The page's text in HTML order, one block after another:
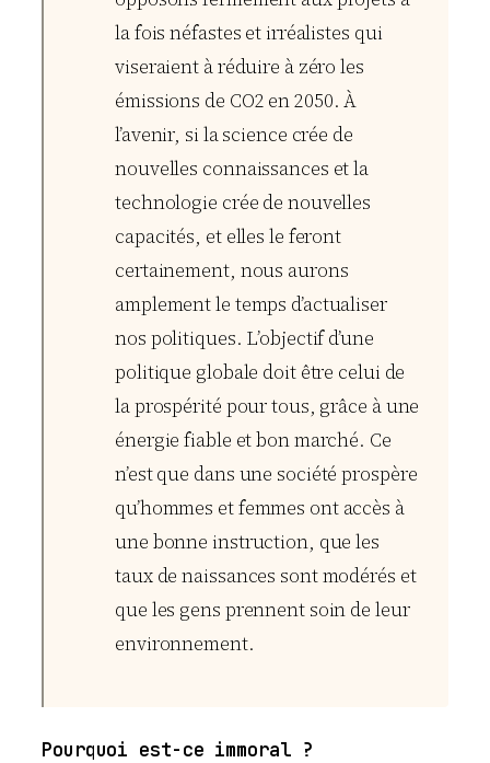
la fois néfastes et irréalistes qui
viseraient à réduire à zéro les
émissions de CO2 en 2050. À
l’avenir, si la science crée de
nouvelles connaissances et la
technologie crée de nouvelles
capacités, et elles le feront
certainement, nous aurons
amplement le temps d’actualiser
nos politiques. L’objectif d’une
politique globale doit être celui de
la prospérité pour tous, grâce à une
énergie fiable et bon marché. Ce
n’est que dans une société prospère
qu’hommes et femmes ont accès à
une bonne instruction, que les
taux de naissances sont modérés et
que les gens prennent soin de leur
environnement.
Pourquoi est-ce immoral ?